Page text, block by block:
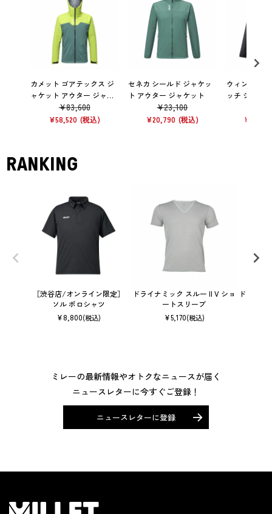
カメット ゴアテックス ジ
ャケット アウター ジャケ
ット ACAW REEN
¥83,600
¥58,520
セネカ シールド ジャケッ
ト アウター ジャケット
¥23,100
¥20,790
ウィンド シ
ッチ ジャケ
¥
RANKING
［渋谷店/オンライン限定］
ソル ポロシャツ
¥8,800(税込)
ドライナミック スルー II V ショ
ートスリーブ
¥5,170(税込)
ドライナ
ミレーの最新情報やオトクなニュースが届く
ニュースレターに今すぐご登録！
ニュースレターに登録